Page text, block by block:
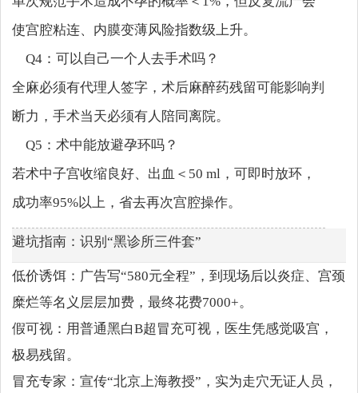
使宫腔粘连、内膜变薄风险指数级上升。
Q4：可以自己一个人去手术吗？
全麻必须有代理人签字，术后麻醉药残留可能影响判
断力，手术当天必须有人陪同离院。
Q5：术中能放避孕环吗？
若术中子宫收缩良好、出血＜50 ml，可即时放环，
成功率95%以上，省去再次宫腔操作。
避坑指南：识别“黑诊所三件套”
低价诱饵：广告写“580元全程”，到现场后以炎症、宫颈
糜烂等名义层层加费，最终花费7000+。
假可视：用普通黑白B超冒充可视，医生凭感觉吸宫，
极易残留。
冒充专家：宣传“北京上海教授”，实为走穴无证人员，